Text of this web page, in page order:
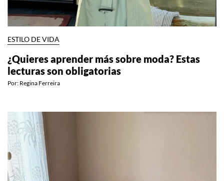
ESTILO DE VIDA
¿Quieres aprender más sobre moda? Estas
lecturas son obligatorias
Por: Regina Ferreira